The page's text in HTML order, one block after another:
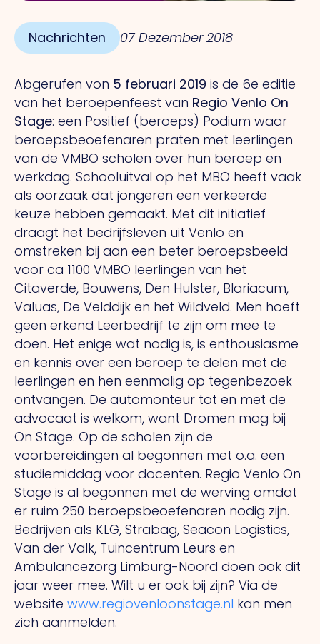
Nachrichten 07 Dezember 2018
Abgerufen von 5 februari 2019 is de 6e editie
van het beroepenfeest van Regio Venlo On
Stage: een Positief (beroeps) Podium waar
beroepsbeoefenaren praten met leerlingen
van de VMBO scholen over hun beroep en
werkdag. Schooluitval op het MBO heeft vaak
als oorzaak dat jongeren een verkeerde
keuze hebben gemaakt. Met dit initiatief
draagt het bedrijfsleven uit Venlo en
omstreken bij aan een beter beroepsbeeld
voor ca 1100 VMBO leerlingen van het
Citaverde, Bouwens, Den Hulster, Blariacum,
Valuas, De Velddijk en het Wildveld. Men hoeft
geen erkend Leerbedrijf te zijn om mee te
doen. Het enige wat nodig is, is enthousiasme
en kennis over een beroep te delen met de
leerlingen en hen eenmalig op tegenbezoek
ontvangen. De automonteur tot en met de
advocaat is welkom, want Dromen mag bij
On Stage. Op de scholen zijn de
voorbereidingen al begonnen met o.a. een
studiemiddag voor docenten. Regio Venlo On
Stage is al begonnen met de werving omdat
er ruim 250 beroepsbeoefenaren nodig zijn.
Bedrijven als KLG, Strabag, Seacon Logistics,
Van der Valk, Tuincentrum Leurs en
Ambulancezorg Limburg-Noord doen ook dit
jaar weer mee. Wilt u er ook bij zijn? Via de
website www.regiovenloonstage.nl kan men
zich aanmelden.